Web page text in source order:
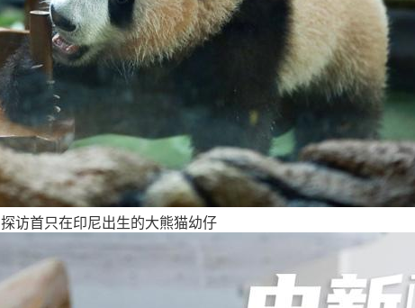
探访首只在印尼出生的大熊猫幼仔